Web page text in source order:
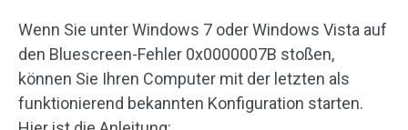
Wenn Sie unter Windows 7 oder Windows Vista auf
den Bluescreen-Fehler 0x0000007B stoßen,
können Sie Ihren Computer mit der letzten als
funktionierend bekannten Konfiguration starten.